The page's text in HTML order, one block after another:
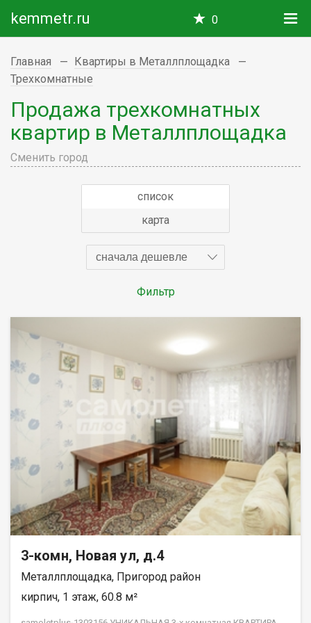
kemmetr.ru 0
Главная
Квартиры в Металлплощадка
Трехкомнатные
Продажа трехкомнатных
квартир в Металлплощадка
Сменить город
список
карта
сначала дешевле
Фильтр
3-комн, Новая ул, д.4
Металлплощадка, Пригород район
кирпич, 1 этаж, 60.8 м²